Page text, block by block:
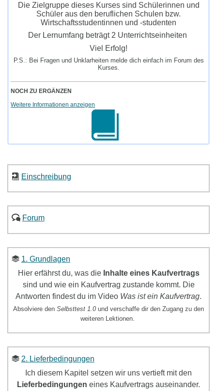
Die Zielgruppe dieses Kurses sind Schülerinnen und
Schüler aus den beruflichen Schulen bzw.
Wirtschaftsstudentinnen und -studenten
Der Lernumfang beträgt 2 Unterrichtseinheiten
Viel Erfolg!
P.S.: Bei Fragen und Unklarheiten melde dich einfach im Forum des
Kurses.
NOCH ZU ERGÄNZEN
Weitere Informationen anzeigen
Einschreibung
Forum
1. Grundlagen
Hier erfährst du, was die Inhalte eines Kaufvertrags
sind und wie ein Kaufvertrag zustande kommt. Die
Antworten findest du im Video Was ist ein Kaufvertrag.
Absolviere den Selbsttest 1.0 und verschaffe dir den Zugang zu den
weiteren Lektionen.
2. Lieferbedingungen
Ich diesem Kapitel setzen wir uns vertieft mit den
Lieferbedingungen eines Kaufvertrags auseinander.